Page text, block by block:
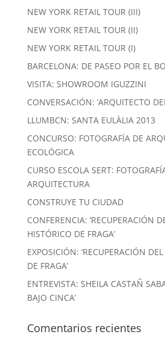
NEW YORK RETAIL TOUR (III)
NEW YORK RETAIL TOUR (II)
NEW YORK RETAIL TOUR (I)
BARCELONA: DE PASEO POR EL
VISITA: SHOWROOM IGUZZINI
CONVERSACIÓN: ‘ARQUITECTO
LLUMBCN: SANTA EULÀLIA 2013
CONCURSO: FOTOGRAFÍA DE
ECOLÓGICA
CURSO ESCOLA SERT:
ARQUITECTURA
CONSTRUYE TU CIUDAD
CONFERENCIA: ‘RECUPERACIÓN
HISTÓRICO DE FRAGA’
EXPOSICIÓN: ‘RECUPERACIÓN
DE FRAGA’
ENTREVISTA: SHEILA CASTAÑ
BAJO CINCA’
Comentarios recientes